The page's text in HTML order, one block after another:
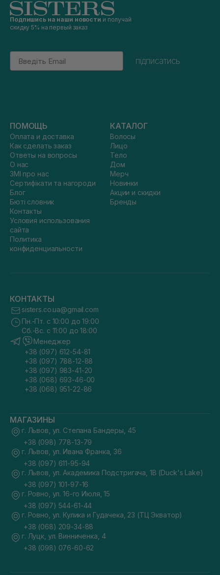
Подпишись на наши новости и получай
скидку 5% на первый заказ
Email
підписатись
ПОМОЩЬ
Оплата и доставка
Как сделать заказ
Ответы на вопросы
О нас
ЗМІ про нас
Сертифікати та нагороди
Блог
Бюті словник
Контакты
Условия использования
сайта
Политика
конфиденциальности
КАТАЛОГ
Волосы
Лицо
Тело
Дом
Мерч
Новинки
Акции и скидки
Бренды
КОНТАКТЫ
sisters.co.ua@gmail.com
Пн.-Пт. с 10:00 до 19:00
Сб.-Вс. с 11:00 до 18:00
Менеджер
+38 (097) 612-54-81
+38 (097) 788-12-88
+38 (097) 983-41-20
+38 (068) 693-46-00
+38 (068) 951-22-86
МАГАЗИНЫ
г. Львов, ул. Степана Бандеры, 45
+38 (098) 778-13-79
г. Львов, ул. Ивана Франка, 36
+38 (097) 611-95-94
г. Львов, ул. Академика Подстригача, 1В (Duck's Lake)
+38 (097) 101-97-16
г. Ровно, ул. 16-го Июля, 15
+38 (097) 544-61-44
г. Ровно, ул. Кулика и Гудачека, 23 (ТЦ Экватор)
+38 (068) 209-34-88
г. Луцк, ул. Винниченка, 4
+38 (098) 076-60-62